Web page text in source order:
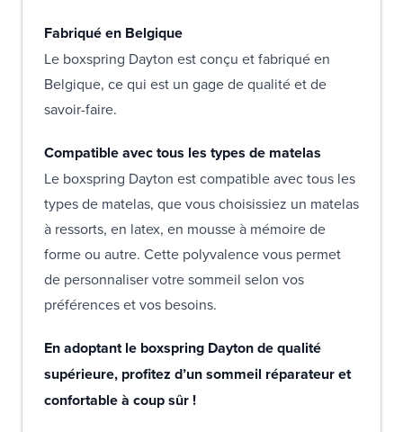
Fabriqué en Belgique
Le boxspring Dayton est conçu et fabriqué en
Belgique, ce qui est un gage de qualité et de
savoir-faire.
Compatible avec tous les types de matelas
Le boxspring Dayton est compatible avec tous les
types de matelas, que vous choisissiez un matelas
à ressorts, en latex, en mousse à mémoire de
forme ou autre. Cette polyvalence vous permet
de personnaliser votre sommeil selon vos
préférences et vos besoins.
En adoptant le boxspring Dayton de qualité
supérieure, profitez d’un sommeil réparateur et
confortable à coup sûr !